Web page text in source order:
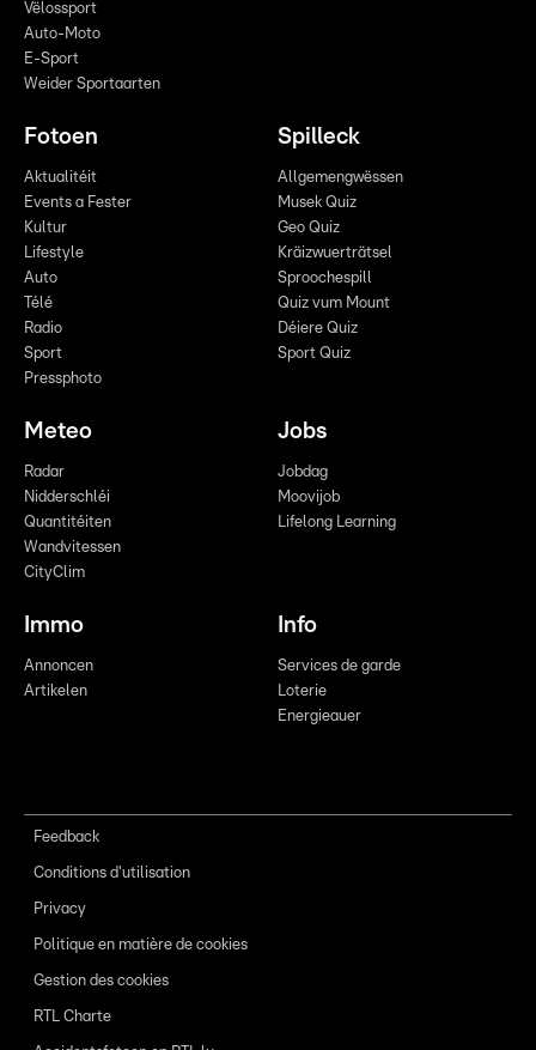
Vëlossport
Auto-Moto
E-Sport
Weider Sportaarten
Fotoen
Aktualitéit
Events a Fester
Kultur
Lifestyle
Auto
Télé
Radio
Sport
Pressphoto
Spilleck
Allgemengwëssen
Musek Quiz
Geo Quiz
Kräizwuerträtsel
Sproochespill
Quiz vum Mount
Déiere Quiz
Sport Quiz
Meteo
Radar
Nidderschléi
Quantitéiten
Wandvitessen
CityClim
Jobs
Jobdag
Moovijob
Lifelong Learning
Immo
Annoncen
Artikelen
Info
Services de garde
Loterie
Energieauer
Feedback
Conditions d'utilisation
Privacy
Politique en matière de cookies
Gestion des cookies
RTL Charte